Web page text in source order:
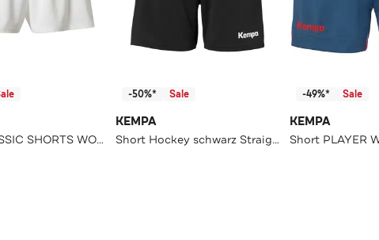
Short CLASSIC SHORTS WOMEN rot Straight
-50%* Sale
KEMPA
Short Hockey schwarz Straight
-49%* Sale
KEMPA